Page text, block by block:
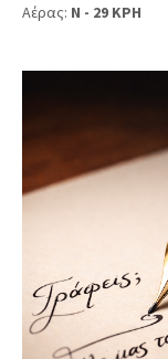
Αέρας: N - 29 KPH